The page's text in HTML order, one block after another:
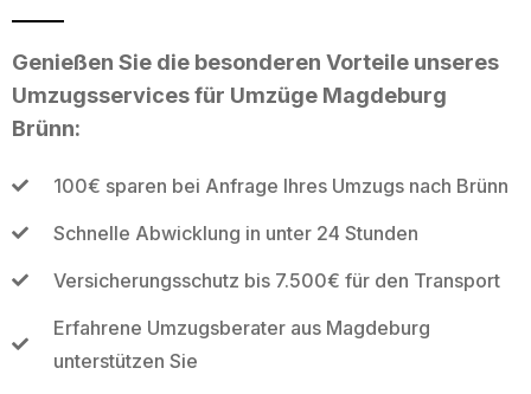
Genießen Sie die besonderen Vorteile unseres
Umzugsservices für Umzüge Magdeburg
Brünn:
100€ sparen bei Anfrage Ihres Umzugs nach Brünn
Schnelle Abwicklung in unter 24 Stunden
Versicherungsschutz bis 7.500€ für den Transport
Erfahrene Umzugsberater aus Magdeburg
unterstützen Sie